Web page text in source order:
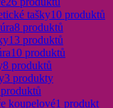
tašky10 produktů
8 produktů
13 produktů
10 produktů
8 produktů
3 produkty
koupelové1 produkt